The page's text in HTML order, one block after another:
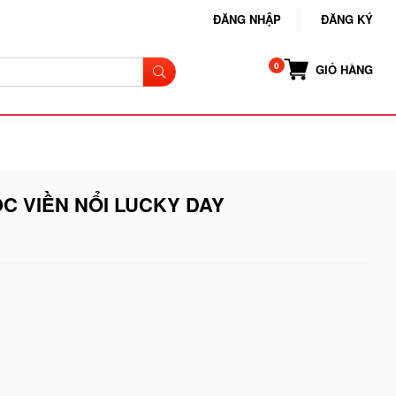
ĐĂNG NHẬP ĐĂNG KÝ
GIỎ HÀNG
VIỀN NỔI LUCKY DAY